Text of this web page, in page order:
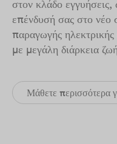
στον κλάδο εγγυήσεις,
επένδυσή σας στο νέο
παραγωγής ηλεκτρικής
με μεγάλη διάρκεια
Μάθετε περισσότερα